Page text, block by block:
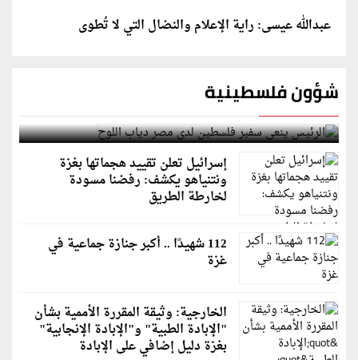
عبدالله عيسى: راية الإعلام والنضال التي لا تُطوى
شؤون فلسطينية
الرئيس ينعى سفير فلسطين لدى مصر دياب اللوح
إسرائيل تعلن تقييد هجماتها بغزة
ونتنياهو يكشف: رفضنا مسودة
لخارطة الطريق
112 شهيدًا .. أكبر جنازة جماعية في
غزة
الخارجية: وثيقة المقررة الأممية بشأن
"الإبادة الطبية" و"الإبادة الإنجابية"
بغزة دليل إضافي على الإبادة